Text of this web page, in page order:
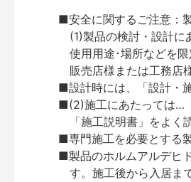
■安全に関するご注意：
(1)製品の検討・設計に
使用用途･場所などを
販売店様または工務店
■設計時には、「設計・
■(2)施工にあたっては…
「施工説明書」をよく
■専門施工を必要とする
■製品のホルムアルデヒ
す。施工後から入居ま